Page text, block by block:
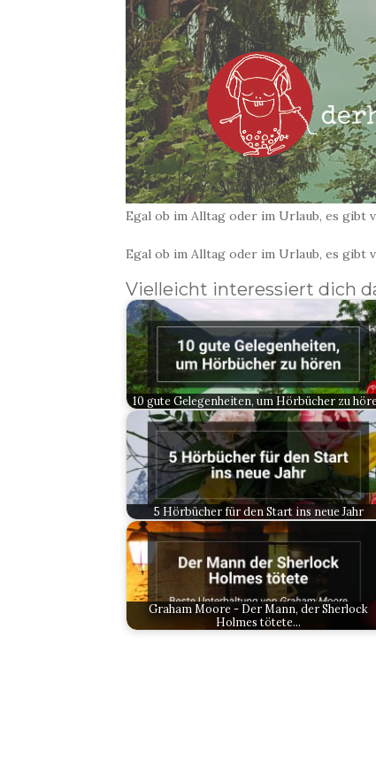
Egal ob im Alltag oder im Urlaub, es gibt
Egal ob im Alltag oder im Urlaub, es gibt
Vielleicht interessiert dich
10 gute Gelegenheiten, um Hörbücher zu
5 Hörbücher für den Start ins neue Jahr
Graham Moore - Der Mann, der Sherlock
Holmes tötete…